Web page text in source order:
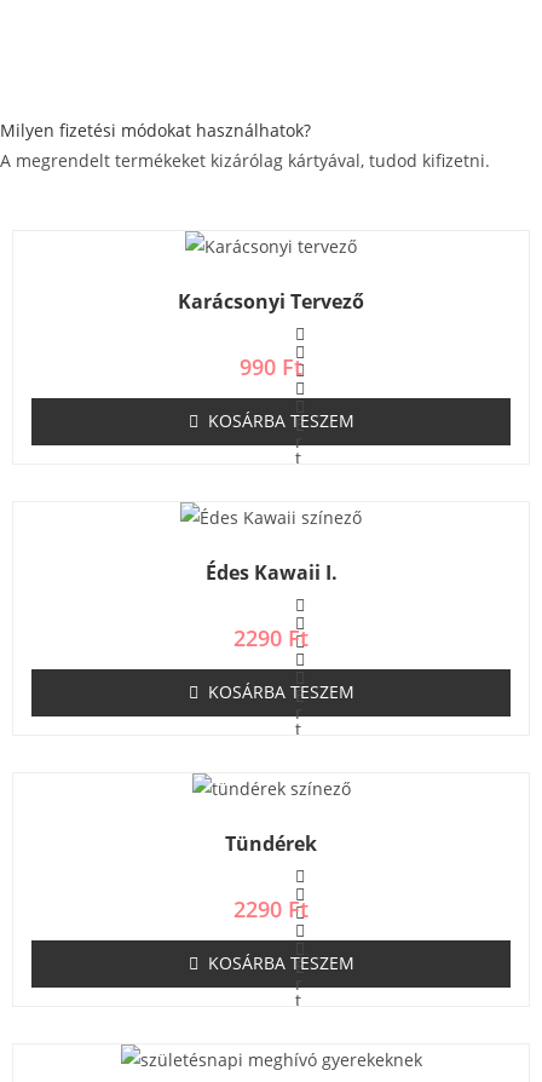
Milyen fizetési módokat használhatok?
A megrendelt termékeket kizárólag kártyával, tudod kifizetni.
Karácsonyi Tervező
É
r
t
e
l
:
0
/
5
990 Ft
KOSÁRBA TESZEM
Édes Kawaii I.
É
r
t
e
l
:
0
/
5
2290 Ft
KOSÁRBA TESZEM
Tündérek
É
r
t
e
l
2290 Ft
KOSÁRBA TESZEM